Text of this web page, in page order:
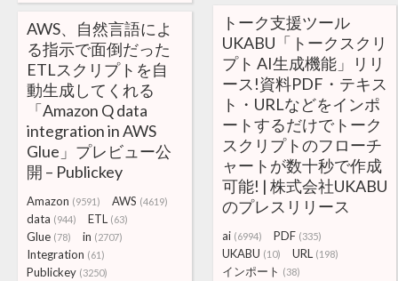
トーク支援ツール
UKABU「トークスクリ
プト AI生成機能」リリ
ース!資料PDF・テキス
ト・URLなどをインポ
ートするだけでトーク
スクリプトのフローチ
ャートが数十秒で作成
可能! | 株式会社UKABU
のプレスリリース
ai (6994) PDF (335)
UKABU (10) URL (198)
インポート (38)
AWS、自然言語によ
る指示で面倒だった
ETLスクリプトを自
動生成してくれる
「Amazon Q data
integration in AWS
Glue」プレビュー公
開 – Publickey
Amazon (9591) AWS (4619)
data (944) ETL (63)
Glue (78) in (2707)
Integration (61)
Publickey (3250)